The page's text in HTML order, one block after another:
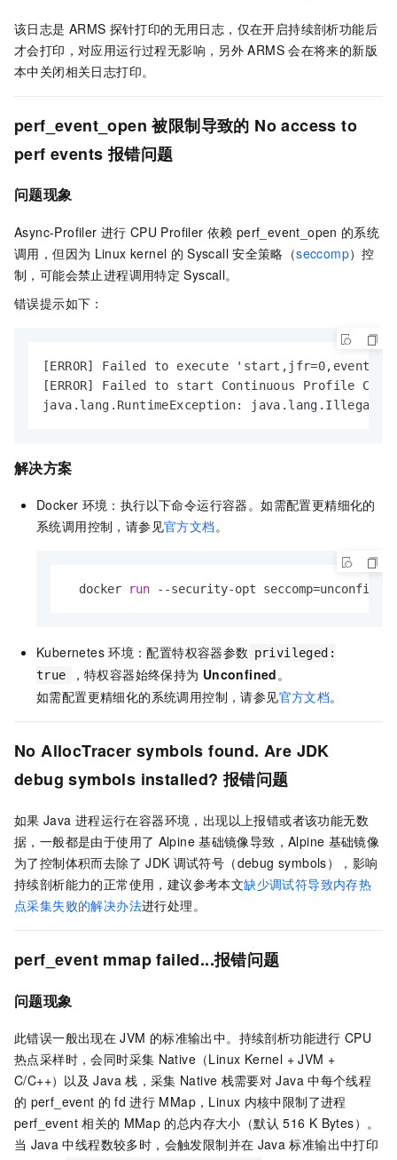
该日志是 ARMS 探针打印的无用日志，仅在开启持续剖析功能后
才会打印，对应用运行过程无影响，另外 ARMS 会在将来的新版
本中关闭相关日志打印。
perf_event_open 被限制导致的 No access to
perf events 报错问题
问题现象
Async-Profiler 进行 CPU Profiler 依赖 perf_event_open 的系统
调用，但因为 Linux kernel 的 Syscall 安全策略（seccomp）控
制，可能会禁止进程调用特定 Syscall。
错误提示如下：
[ERROR] Failed to execute
[ERROR] Failed to start Continuous Profile
java.lang.RuntimeException:
解决方案
Docker 环境：执行以下命令运行容器。如需配置更精细化的
系统调用控制，请参见官方文档。
  docker
run --security-opt seccomp=unconfined
Kubernetes 环境：配置特权容器参数 privileged:
true
，特权容器始终保持为 Unconfined。
如需配置更精细化的系统调用控制，请参见官方文档。
No AllocTracer symbols found. Are JDK
debug symbols installed? 报错问题
如果 Java 进程运行在容器环境，出现以上报错或者该功能无数
据，一般都是由于使用了 Alpine 基础镜像导致，Alpine 基础镜像
为了控制体积而去除了 JDK 调试符号（debug symbols），影响
持续剖析能力的正常使用，建议参考本文缺少调试符导致内存热
点采集失败的解决办法进行处理。
perf_event mmap failed...报错问题
问题现象
此错误一般出现在 JVM 的标准输出中。持续剖析功能进行 CPU
热点采样时，会同时采集 Native（Linux Kernel + JVM +
C/C++）以及 Java 栈，采集 Native 栈需要对 Java 中每个线程
的 perf_event 的 fd 进行 MMap，Linux 内核中限制了进程
perf_event 相关的 MMap 的总内存大小（默认 516 K Bytes）。
当 Java 中线程数较多时，会触发限制并在 Java 标准输出中打印